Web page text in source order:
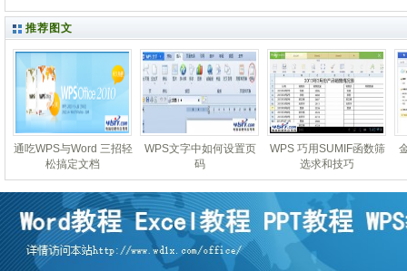
推荐图文
通吃WPS与Word 三招轻
松搞定文档
WPS文字中如何设置页
码
WPS 巧用SUMIF函数筛
选求和技巧